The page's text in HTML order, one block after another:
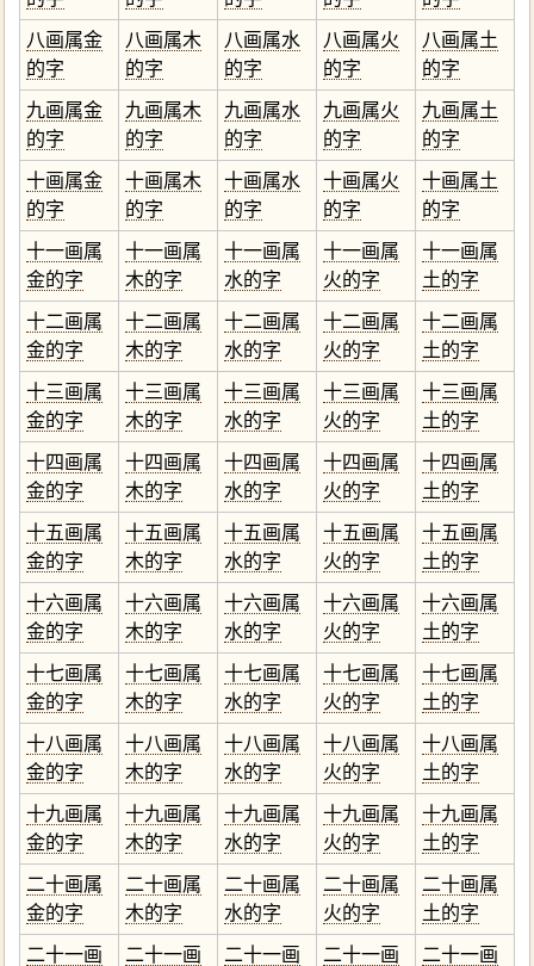
八画属金
的字
八画属木
的字
八画属水
的字
八画属火
的字
八画属土
的字
九画属金
的字
九画属木
的字
九画属水
的字
九画属火
的字
九画属土
的字
十画属金
的字
十画属木
的字
十画属水
的字
十画属火
的字
十画属土
的字
十一画属
金的字
十一画属
木的字
十一画属
水的字
十一画属
火的字
十一画属
土的字
十二画属
金的字
十二画属
木的字
十二画属
水的字
十二画属
火的字
十二画属
土的字
十三画属
金的字
十三画属
木的字
十三画属
水的字
十三画属
火的字
十三画属
土的字
十四画属
金的字
十四画属
木的字
十四画属
水的字
十四画属
火的字
十四画属
土的字
十五画属
金的字
十五画属
木的字
十五画属
水的字
十五画属
火的字
十五画属
土的字
十六画属
金的字
十六画属
木的字
十六画属
水的字
十六画属
火的字
十六画属
土的字
十七画属
金的字
十七画属
木的字
十七画属
水的字
十七画属
火的字
十七画属
土的字
十八画属
金的字
十八画属
木的字
十八画属
水的字
十八画属
火的字
十八画属
土的字
十九画属
金的字
十九画属
木的字
十九画属
水的字
十九画属
火的字
十九画属
土的字
二十画属
金的字
二十画属
木的字
二十画属
水的字
二十画属
火的字
二十画属
土的字
二十一画
二十一画
二十一画
二十一画
二十一画